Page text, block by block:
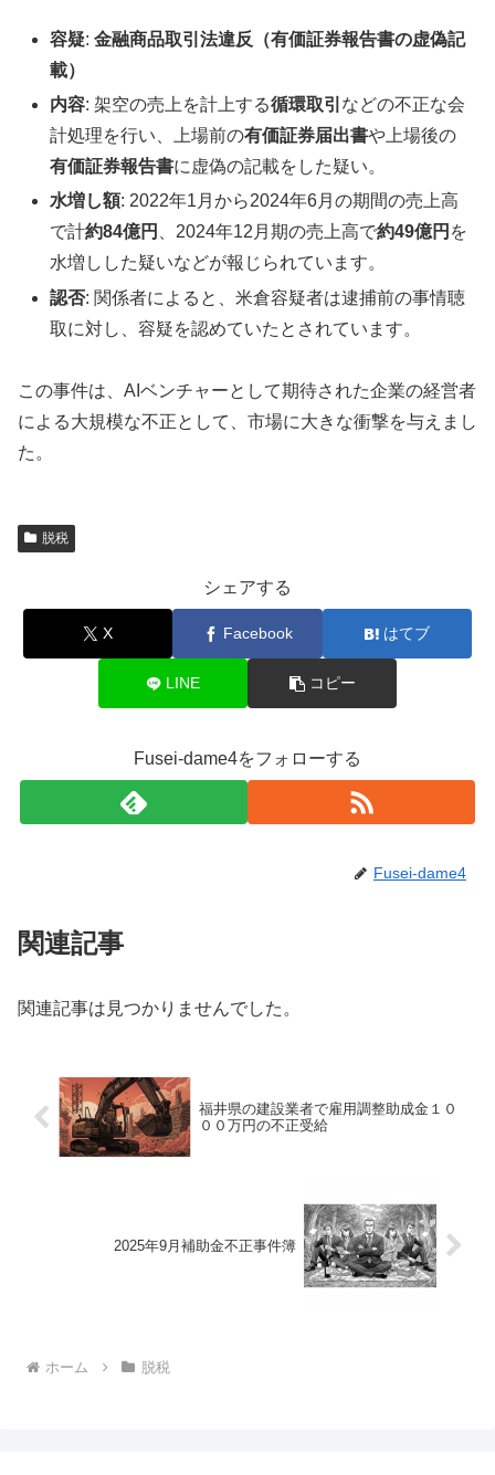
容疑:金融商品取引法違反（有価証券報告書の虚偽記
載）
内容: 架空の売上を計上する循環取引 などの不正な会
計処理を行い、上場前の有価証券届出書や上場後の
有価証券報告書に虚偽の記載をした疑い。
水増し額: 2022年1月から2024年6月の期間の売上高
で計約84億円 、2024年12月期の売上高で約49億円 を
水増しした疑いなどが報じられています。
認否: 関係者によると、米倉容疑者は逮捕前の事情聴
取に対し、容疑を認めていたとされています。
この事件は、AIベンチャーとして期待された企業の経営者
による大規模な不正として、市場に大きな衝撃を与えまし
た。
脱税
シェアする
X Facebook はてブ
LINE コピー
Fusei-dame4をフォローする
Fusei-dame4
関連記事
関連記事は見つかりませんでした。
福井県の建設業者で雇用調整助成金１０
００万円の不正受給
2025年9月補助金不正事件簿
ホーム 脱税